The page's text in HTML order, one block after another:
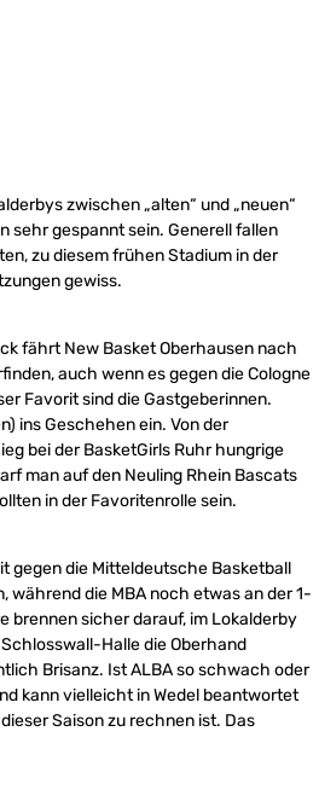
zwischen „alten“ und „neuen“
sehr gespannt sein. Generell fallen
zu diesem frühen Stadium in der
gewiss.
fährt New Basket Oberhausen nach
auch wenn es gegen die Cologne
Favorit sind die Gastgeberinnen.
ins Geschehen ein. Von der
bei der BasketGirls Ruhr hungrige
man auf den Neuling Rhein Bascats
in der Favoritenrolle sein.
gegen die Mitteldeutsche Basketball
während die MBA noch etwas an der 1-
brennen sicher darauf, im Lokalderby
Halle die Oberhand
Brisanz. Ist ALBA so schwach oder
kann vielleicht in Wedel beantwortet
Saison zu rechnen ist. Das